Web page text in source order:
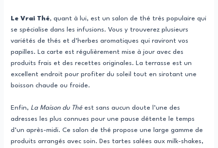
Le Vrai Thé, quant à lui, est un salon de thé très populaire qui
se spécialise dans les infusions. Vous y trouverez plusieurs
variétés de thés et d’herbes aromatiques qui raviront vos
papilles. La carte est régulièrement mise à jour avec des
produits frais et des recettes originales. La terrasse est un
excellent endroit pour profiter du soleil tout en sirotant une
boisson chaude ou froide.
Enfin, La Maison du Théest sans aucun doute l’une des
adresses les plus connues pour une pause détente le temps
d’un après-midi. Ce salon de thé propose une large gamme de
produits arrangés avec soin. Des tartes salées aux milk-shakes,